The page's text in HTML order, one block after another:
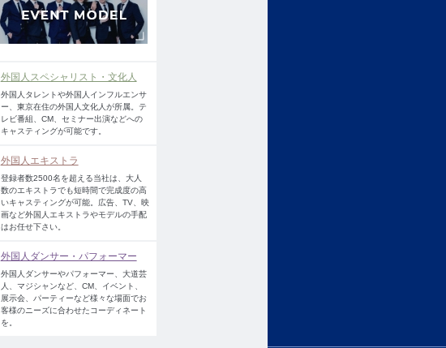
外国人スペシャリスト・文化人
外国人タレントや外国人インフルエンサ
ー、東京在住の外国人文化人が所属。テ
レビ番組、CM、セミナー出演などへの
キャスティングが可能です。
外国人エキストラ
登録者数2500名を超える当社は、大人
数のエキストラでも短時間で完成度の高
いキャスティングが可能。広告、TV、映
画など外国人エキストラやモデルの手配
はお任せ下さい。
外国人ダンサー・パフォーマー
外国人ダンサーやパフォーマー、大道芸
人、マジシャンなど、CM、イベント、
展示会、パーティーなど様々な場面でお
客様のニーズに合わせたコーディネート
を。